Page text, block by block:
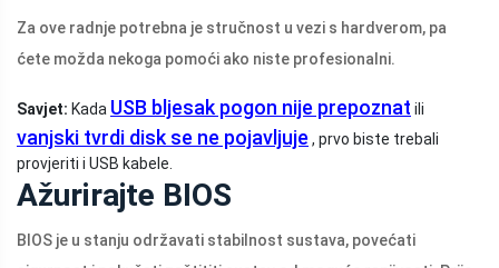
Za ove radnje potrebna je stručnost u vezi s hardverom, pa
ćete možda nekoga pomoći ako niste profesionalni.
Savjet: Kada USB bljesak pogon nije prepoznat ili
vanjski tvrdi disk se ne pojavljuje, prvo biste trebali
provjeriti i USB kabele.
Ažurirajte BIOS
BIOS je u stanju održavati stabilnost sustava, povećati